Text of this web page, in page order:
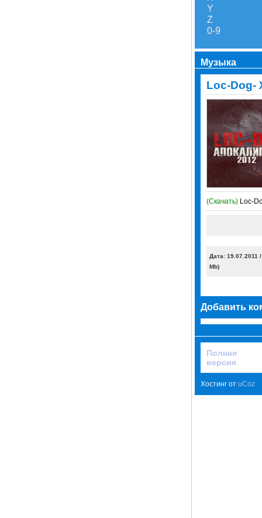
Y
Z
0-9
Музыка
Loc-Dog-
(Скачать) Loc-
Дата: 19.07.2011
Mb)
Добавить
Полная
версия
Хостинг от uCoz